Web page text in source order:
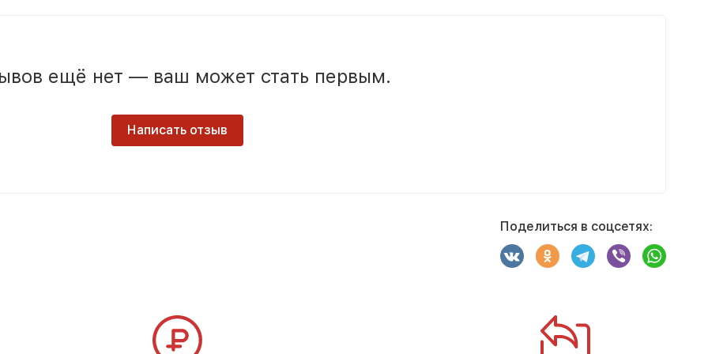
ещё нет — ваш может стать первым.
Написать отзыв
Поделиться в соцсетях: